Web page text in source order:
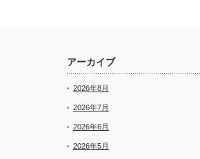
アーカイブ
2026年8月
2026年7月
2026年6月
2026年5月